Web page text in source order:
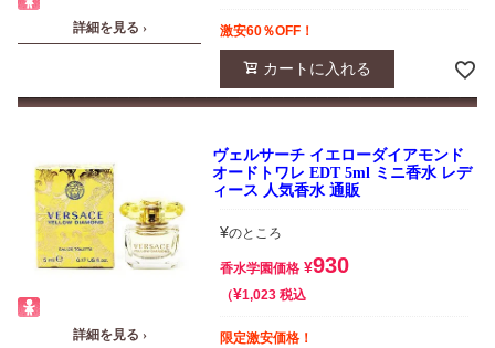
詳細を見る › 激安60％OFF！
カートに入れる
詳細を見る ›
ヴェルサーチ イエローダイアモンド
オードトワレ EDT 5ml ミニ香水 レデ
ィース 人気香水 通販
¥のところ
香水学園価格 ¥930
¥1,023 税込
限定激安価格！